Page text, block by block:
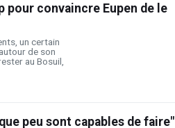
pour convaincre Eupen de le
un certain
de son
au Bosuil,
peu sont capables de faire"